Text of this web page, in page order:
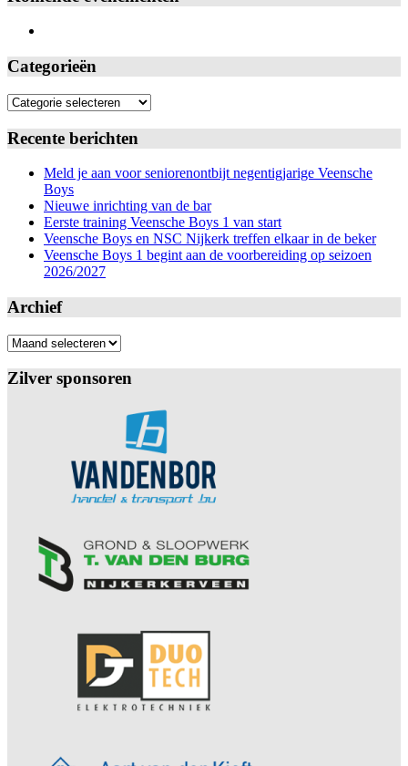
Categorieën
Categorieën
Recente berichten
Meld je aan voor seniorenontbijt negentigjarige Veensche
Boys
Nieuwe inrichting van de bar
Eerste training Veensche Boys 1 van start
Veensche Boys en NSC Nijkerk treffen elkaar in de beker
Veensche Boys 1 begint aan de voorbereiding op seizoen
2026/2027
Archief
Archief
Zilver sponsoren